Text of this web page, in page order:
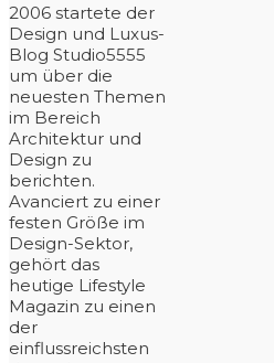
2006 startete der
Design und Luxus-
Blog Studio5555
um über die
neuesten Themen
im Bereich
Architektur und
Design zu
berichten.
Avanciert zu einer
festen Größe im
Design-Sektor,
gehört das
heutige Lifestyle
Magazin zu einen
der
einflussreichsten